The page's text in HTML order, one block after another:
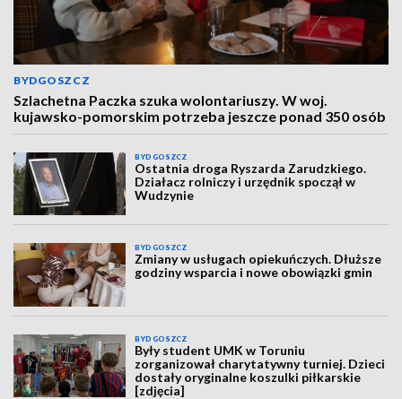
BYDGOSZCZ
Szlachetna Paczka szuka wolontariuszy. W woj.
kujawsko-pomorskim potrzeba jeszcze ponad 350 osób
BYDGOSZCZ
Ostatnia droga Ryszarda Zarudzkiego.
Działacz rolniczy i urzędnik spoczął w
Wudzynie
BYDGOSZCZ
Zmiany w usługach opiekuńczych. Dłuższe
godziny wsparcia i nowe obowiązki gmin
BYDGOSZCZ
Były student UMK w Toruniu
zorganizował charytatywny turniej. Dzieci
dostały oryginalne koszulki piłkarskie
[zdjęcia]